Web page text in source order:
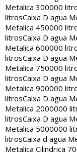
Metalica 300000
litrosCaixa D agua
Metalica 450000
litrosCaixa D agua
Metalica 600000
litrosCaixa D agua
Metalica 750000
litrosCaixa D agua
Metalica 900000
litrosCaixa D agua
Metalica 2000000
litrosCaixa D agua
Metalica 5000000
litrosCaixa d agua
Metalica Cilindrica